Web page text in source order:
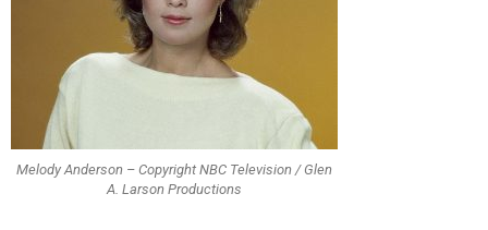
Melody Anderson – Copyright NBC Television / Glen
A. Larson Productions